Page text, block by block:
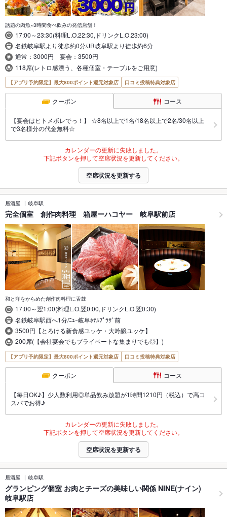
話題の肉魚×3時間食べ飲みの発信店舗！
17:00～23:30(料理L.O.22:30,ドリンクL.O.23:00)
名鉄岐阜駅より徒歩約0分/JR岐阜駅より徒歩約6分
通常：3000円 宴会：3500円
118席(レトロ感漂う、各種個室・テーブルをご用意)
【アプリ予約限定】最大800ポイント還元対象店 口コミ投稿特典対象店
クーポン コース
【宴会はヒトメボレでっ！】 ☆8名以上で1名/18名以上で2名/30名以上
で3名様分の代金無料☆
カレンダーの更新に失敗しました。
下記ボタンを押して空席状況を更新してください。
空席状況を更新する
居酒屋 岐阜駅
完全個室 創作肉料理 箱屋ーハコヤー 岐阜駅前店
和と洋をからめた創作肉料理に舌鼓
17:00～翌1:00(料理L.O.翌0:00,ドリンクL.O.翌0:30)
名鉄岐阜駅西へ1分/ﾆｭｰ岐阜ﾎﾃﾙﾌﾟﾗｻﾞ前
3500円【とろける新食感ユッケ・大吟醸ユッケ】
200席(【会社宴会でもプライベートな集まりでも◎】)
【アプリ予約限定】最大800ポイント還元対象店 口コミ投稿特典対象店
クーポン コース
【毎日OK♪】少人数利用◎単品飲み放題が1時間1210円（税込）で高コ
スパでお得♪
カレンダーの更新に失敗しました。
下記ボタンを押して空席状況を更新してください。
空席状況を更新する
居酒屋 岐阜駅
グランピング個室 お肉とチーズの美味しい関係 NINE(ナイン)
岐阜駅店